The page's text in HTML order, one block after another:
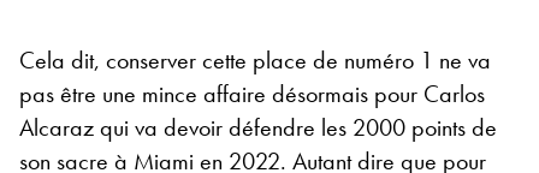
Cela dit, conserver cette place de numéro 1 ne va
pas être une mince affaire désormais pour Carlos
Alcaraz qui va devoir défendre les 2000 points de
son sacre à Miami en 2022. Autant dire que pour